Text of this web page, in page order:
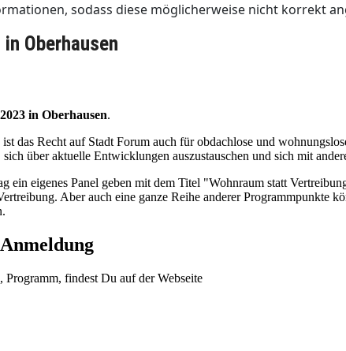
sodass diese möglicherweise nicht korrekt
Oberhausen